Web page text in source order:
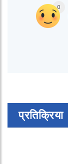
0
प्रतिक्रिया